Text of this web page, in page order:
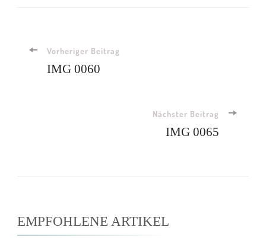
Vorheriger Beitrag
IMG 0060
Nächster Beitrag
IMG 0065
EMPFOHLENE ARTIKEL